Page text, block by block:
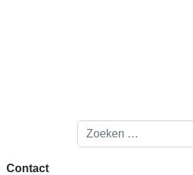
Zoeken
Contact